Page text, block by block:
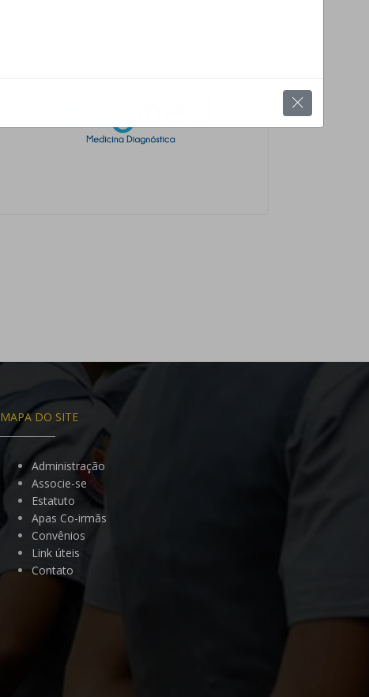
MAPA DO SITE
Administração
Associe-se
Estatuto
Apas Co-irmãs
Convênios
Link úteis
Contato